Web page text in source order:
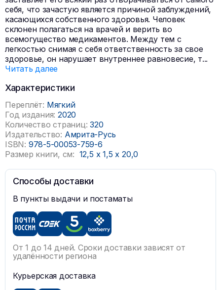
себя, что зачастую является причиной заблуждений,
касающихся собственного здоровья. Человек
склонен полагаться на врачей и верить во
всемогущество медикаментов. Между тем с
легкостью снимая с себя ответственность за свое
здоровье, он нарушает внутреннее равновесие, т...
Читать далее
Характеристики
Переплёт: Мягкий
Год издания: 2020
Количество страниц: 320
Издательство: Амрита-Русь
ISBN: 978-5-00053-759-6
Размер книги, см: 12,5 x 1,5x 20,0
Способы доставки
В пункты выдачи и постаматы
От 1 до 14 дней. Сроки доставки зависят от
удалённости региона
Курьерская доставка